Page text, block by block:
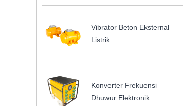
Vibrator Beton Eksternal
Listrik
Konverter Frekuensi
Dhuwur Elektronik